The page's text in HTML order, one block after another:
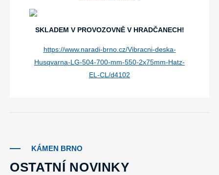
SKLADEM V PROVOZOVNĚ V HRADČANECH!
https://www.naradi-brno.cz/Vibracni-deska-
Husqvarna-LG-504-700-mm-550-2x75mm-Hatz-
EL-CL/d4102
KÁMEN BRNO
OSTATNÍ NOVINKY